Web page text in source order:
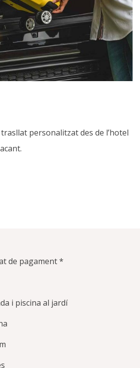
personalitzat des de l’hotel
de pagament *
i piscina al jardí